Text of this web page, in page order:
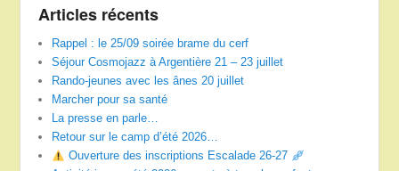
Articles récents
Rappel : le 25/09 soirée brame du cerf
Séjour Cosmojazz à Argentière 21 – 23 juillet
Rando-jeunes avec les ânes 20 juillet
Marcher pour sa santé
La presse en parle…
Retour sur le camp d’été 2026…
Ouverture des inscriptions Escalade 26-27